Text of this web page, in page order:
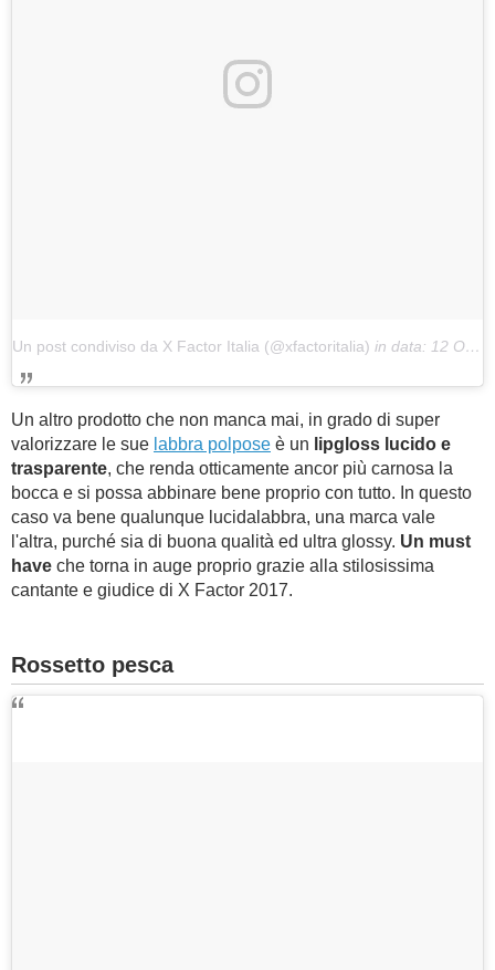
Un post condiviso da X Factor Italia (@xfactoritalia) in data: 12 Ott 2017 alle ore 13:15 PDT
Un altro prodotto che non manca mai, in grado di super
valorizzare le sue labbra polpose è un lipgloss lucido e
trasparente, che renda otticamente ancor più carnosa la
bocca e si possa abbinare bene proprio con tutto. In questo
caso va bene qualunque lucidalabbra, una marca vale
l'altra, purché sia di buona qualità ed ultra glossy. Un must
have che torna in auge proprio grazie alla stilosissima
cantante e giudice di X Factor 2017.
Rossetto pesca